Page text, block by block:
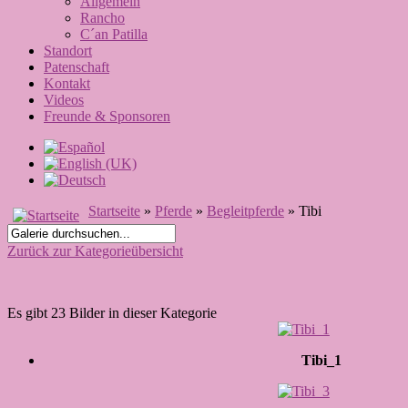
Rancho
C´an Patilla
Standort
Patenschaft
Kontakt
Videos
Freunde & Sponsoren
Startseite » Pferde » Begleitpferde » Tibi
Zurück zur Kategorieübersicht
Es gibt 23 Bilder in dieser Kategorie
Tibi_1